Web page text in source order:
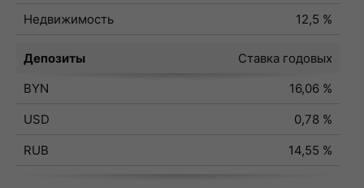
Недвижимость
12,5 %
Депозиты
Ставка годовых
BYN
16,06 %
USD
0,78 %
RUB
14,55 %